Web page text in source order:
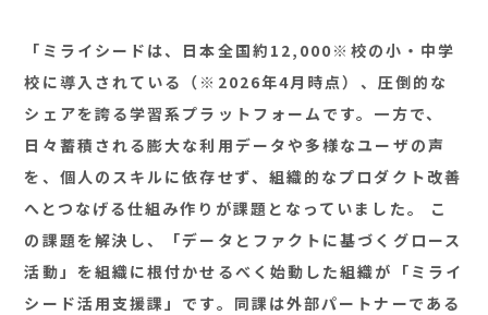
「ミライシードは、日本全国約12,000※校の小・中学
校に導入されている（※2026年4月時点）、圧倒的な
シェアを誇る学習系プラットフォームです。一方で、
日々蓄積される膨大な利用データや多様なユーザの声
を、個人のスキルに依存せず、組織的なプロダクト改善
へとつなげる仕組み作りが課題となっていました。 こ
の課題を解決し、「データとファクトに基づくグロース
活動」を組織に根付かせるべく始動した組織が「ミライ
シード活用支援課」です。同課は外部パートナーである